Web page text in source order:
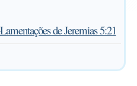
Lamentações de Jeremias 5:21